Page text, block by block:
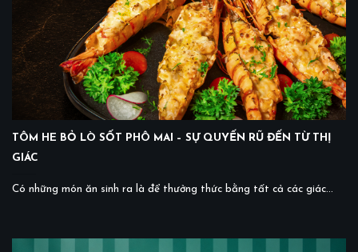
TÔM HE BỎ LÒ SỐT PHÔ MAI – SỰ QUYẾN RŨ ĐẾN TỪ THỊ
GIÁC
Có những món ăn sinh ra là để thưởng thức bằng tất cả các giác...